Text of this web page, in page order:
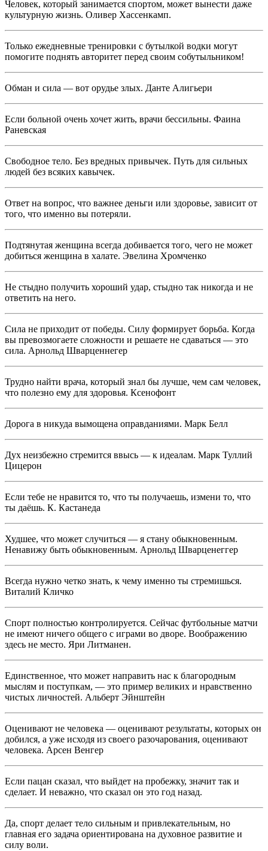
Человек, который занимается спортом, может вынести даже
культурную жизнь. Оливер Хассенкамп.
Только ежедневные тренировки с бутылкой водки могут
помогите поднять авторитет перед своим собутыльником!
Обман и сила — вот орудье злых. Данте Алигьери
Если больной очень хочет жить, врачи бессильны. Фаина
Раневская
Свободное тело. Без вредных привычек. Путь для сильных
людей без всяких кавычек.
Ответ на вопрос, что важнее деньги или здоровье, зависит от
того, что именно вы потеряли.
Подтянутая женщина всегда добивается того, чего не может
добиться женщина в халате. Эвелина Хромченко
Не стыдно получить хороший удар, стыдно так никогда и не
ответить на него.
Сила не приходит от победы. Силу формирует борьба. Когда
вы превозмогаете сложности и решаете не сдаваться — это
сила. Арнольд Шварценнегер
Трудно найти врача, который знал бы лучше, чем сам человек,
что полезно ему для здоровья. Ксенофонт
Дорога в никуда вымощена оправданиями. Марк Белл
Дух неизбежно стремится ввысь — к идеалам. Марк Туллий
Цицерон
Если тебе не нравится то, что ты получаешь, измени то, что
ты даёшь. К. Кастанеда
Худшее, что может случиться — я стану обыкновенным.
Ненавижу быть обыкновенным. Арнольд Шварценеггер
Всегда нужно четко знать, к чему именно ты стремишься.
Виталий Кличко
Спорт полностью контролируется. Сейчас футбольные матчи
не имеют ничего общего с играми во дворе. Воображению
здесь не место. Яри Литманен.
Единственное, что может направить нас к благородным
мыслям и поступкам, — это пример великих и нравственно
чистых личностей. Альберт Эйнштейн
Оценивают не человека — оценивают результаты, которых он
добился, а уже исходя из своего разочарования, оценивают
человека. Арсен Венгер
Если пацан сказал, что выйдет на пробежку, значит так и
сделает. И неважно, что сказал он это год назад.
Да, спорт делает тело сильным и привлекательным, но
главная его задача ориентирована на духовное развитие и
силу воли.